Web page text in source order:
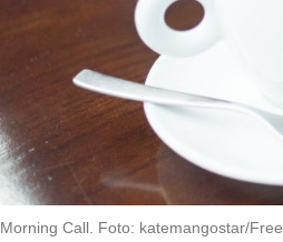
Morning Call. Foto: katemangostar/